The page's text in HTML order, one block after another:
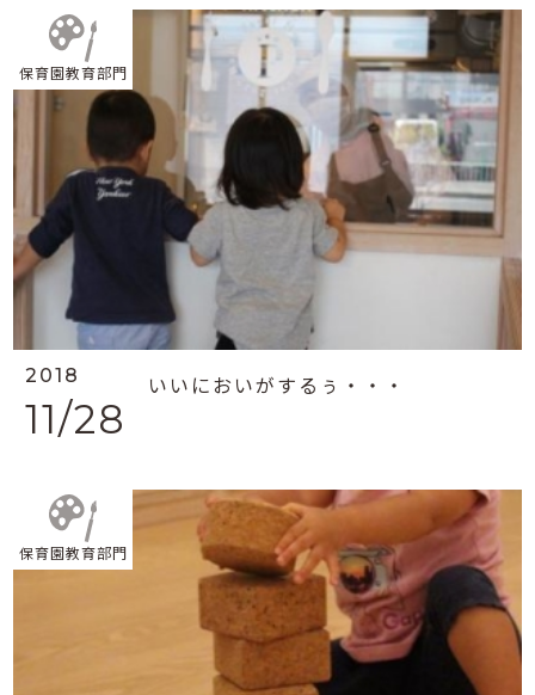
保育園教育部門
2018
11/28
いいにおいがするぅ・・・
保育園教育部門